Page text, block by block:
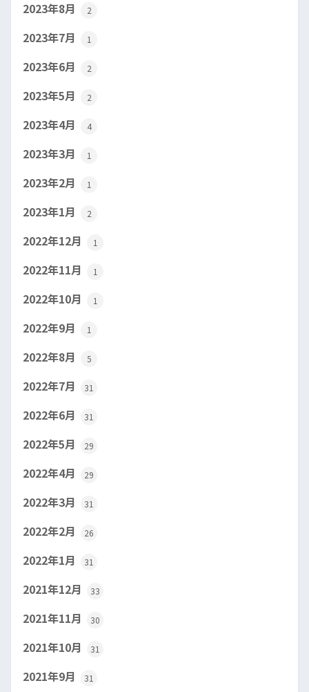
2023年8月 2
2023年7月 1
2023年6月 2
2023年5月 2
2023年4月 4
2023年3月 1
2023年2月 1
2023年1月 2
2022年12月 1
2022年11月 1
2022年10月 1
2022年9月 1
2022年8月 5
2022年7月 31
2022年6月 31
2022年5月 29
2022年4月 29
2022年3月 31
2022年2月 26
2022年1月 31
2021年12月 33
2021年11月 30
2021年10月 31
2021年9月 31